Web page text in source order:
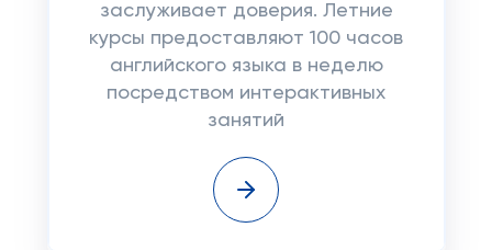
заслуживает доверия. Летние
курсы предоставляют 100 часов
английского языка в неделю
посредством интерактивных
занятий